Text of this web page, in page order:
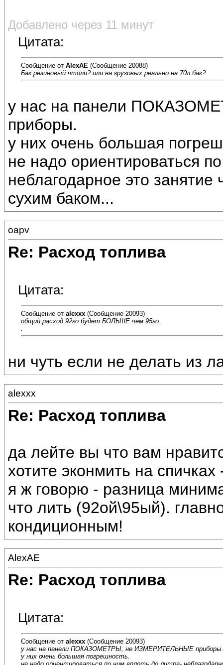
Добавлено через 11 минут
Цитата:
Сообщение от AlexAE (Сообщение 20088)
Бак резиновый чтоли? или на грузовых реально на 70л бак?
у нас на панели
приборы.
у них очень большая
не надо ориентироваться
неблагодарное это занятие
сухим баком...
oapv
Re: Расход топлива
Цитата:
Сообщение от alexxx (Сообщение 20093)
общий расход 92го будет БОЛЬШЕ чем 95го.
ни чуть если не делать из
alexxx
Re: Расход топлива
да лейте вы что вам
хотите эконмить на
я ж говорю - разница
что лить (92ой\95ый).
кондиционным!
AlexAE
Re: Расход топлива
Цитата:
Сообщение от alexxx (Сообщение 20093)
у нас на панели ПОКАЗОМЕТРЫ, не ИЗМЕРИТЕЛЬНЫЕ приборы.
у них очень большая погрешность.